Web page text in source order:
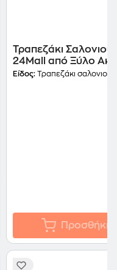
Τραπεζάκι Σαλονιού
24Mall από Ξύλο
C11085 33x32x30cm
Είδος: Τραπεζάκι σαλονιού
Προσθήκη